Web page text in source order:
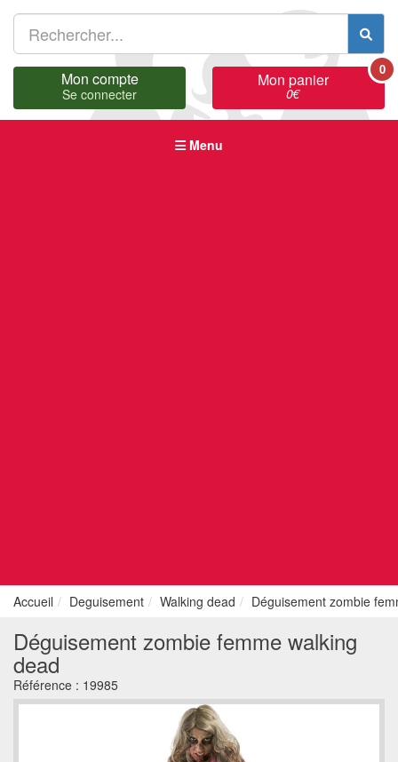
Mon compte
Se connecter
Mon panier
0€
0
Menu
Accueil Deguisement Walking dead Déguisement zombie
Déguisement zombie femme walking
dead
Référence : 19985